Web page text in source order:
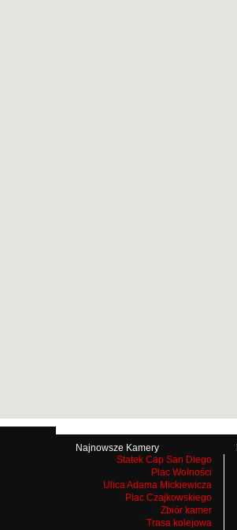
Najnowsze Kamery
Statek Cap San Diego
Plac Wolności
Ulica Adama Mickiewicza
Plac Czajkowskiego
Zbiór kamer
Trasa kolejowa